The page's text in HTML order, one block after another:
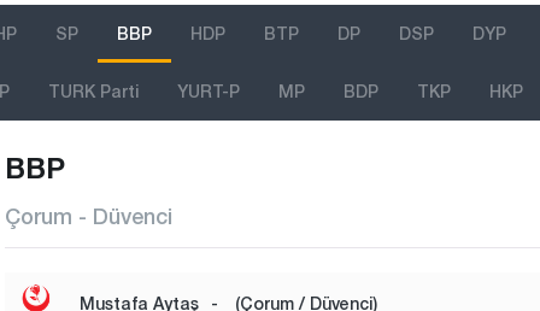
SP BBP HDP BTP DP DSP DYP
TURK Parti YURT-P MP BDP TKP HKP
BBP
Çorum - Düvenci
Mustafa Aytaş - (Çorum / Düvenci)